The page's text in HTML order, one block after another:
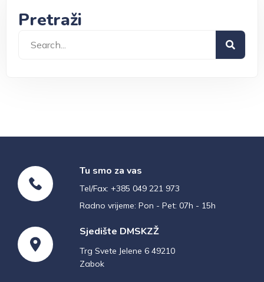
Pretraži
Tu smo za vas
Tel/Fax: +385 049 221 973
Radno vrijeme: Pon - Pet: 07h - 15h
Sjedište DMSKZŽ
Trg Svete Jelene 6 49210
Zabok